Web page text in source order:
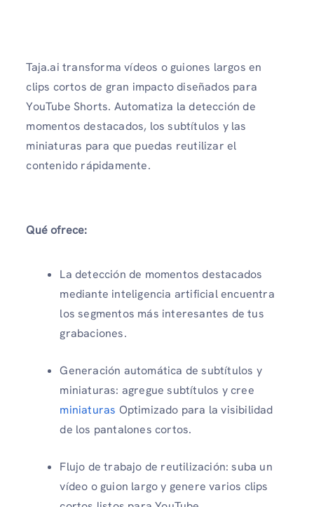
Taja.ai transforma vídeos o guiones largos en
clips cortos de gran impacto diseñados para
YouTube Shorts. Automatiza la detección de
momentos destacados, los subtítulos y las
miniaturas para que puedas reutilizar el
contenido rápidamente.
Qué ofrece:
La detección de momentos destacados
mediante inteligencia artificial encuentra
los segmentos más interesantes de tus
grabaciones.
Generación automática de subtítulos y
miniaturas: agregue subtítulos y cree
miniaturas Optimizado para la visibilidad
de los pantalones cortos.
Flujo de trabajo de reutilización: suba un
vídeo o guion largo y genere varios clips